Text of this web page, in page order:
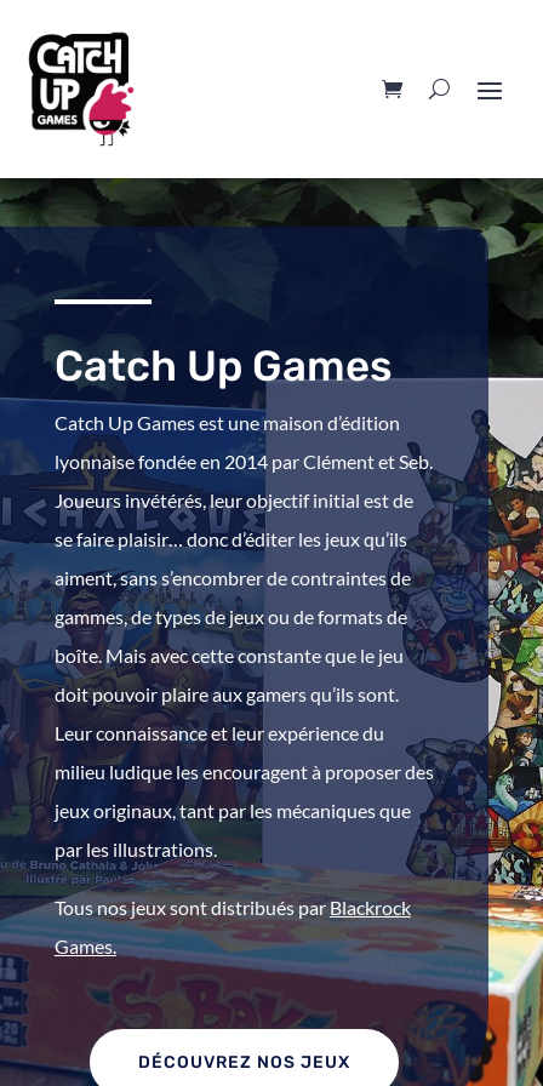
Catch Up Games
Catch Up Games est une maison d’édition
lyonnaise fondée en 2014 par Clément et Seb.
Joueurs invétérés, leur objectif initial est de
se faire plaisir… donc d’éditer les jeux qu’ils
aiment, sans s’encombrer de contraintes de
gammes, de types de jeux ou de formats de
boîte. Mais avec cette constante que le jeu
doit pouvoir plaire aux gamers qu’ils sont.
Leur connaissance et leur expérience du
milieu ludique les encouragent à proposer des
jeux originaux, tant par les mécaniques que
par les illustrations.
Tous nos jeux sont distribués parBlackrock
Games.
DÉCOUVREZ NOS JEUX